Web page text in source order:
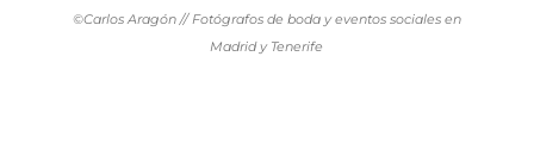
©Carlos Aragón // Fotógrafos de boda y eventos sociales en
Madrid y Tenerife